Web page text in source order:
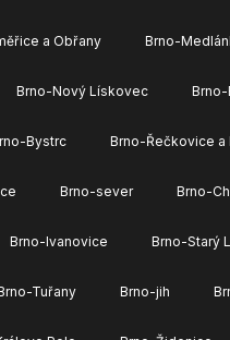
a Obřany Brno-
Brno-Nový Lískovec
Bystrc Brno-Řečkovice a
Brno-sever Brno-
Brno-Ivanovice Brno-Starý
Tuřany Brno-jih